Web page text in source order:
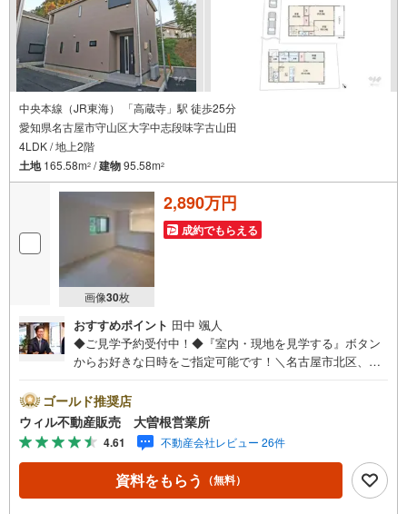
中央本線（JR東海） 「高蔵寺」駅 徒歩25分
愛知県名古屋市守山区大字中志段味字古山田
4LDK / 地上2階
土地165.58m2 /建物95.58m2
画像30枚
2,890万円
成約でもらえる
おすすめポイント 田中 颯人
◆ご見学予約受付中！◆『室内・現地を見学する』ボタン
からお好きな日時をご指定可能です！＼名古屋市北区、守
区、守山区の直接のご売却依頼を数多くいただいている不
動産仲介会社です。ネット上で分かる立地環境はもちろ
ん、過去にお任せいただいたお客様に現地の生の声をもと
に住戸環境を提案致します。＼平日のお住まい探しの方へ/
弊社では平日にご内覧・契約など平日にお住まい探しをさ
れるお客様にサービスをご用意しています。＼お仕事で忙
ゴールド推奨店
ウィル不動産販売 大曽根営業所
4.61 不動産会社レビュー 26件
資料をもらう （無料）